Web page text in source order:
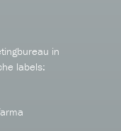
in
labels: